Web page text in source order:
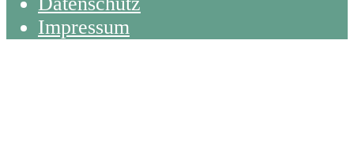
Impressum